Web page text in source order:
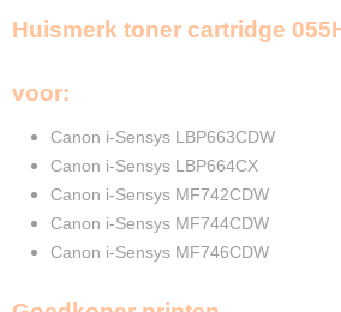
7600 Pagina's
Pakketpost
Garantie
2 Jaar
Recyclebaar
Huismerk toner cartridge
voor:
Canon i-Sensys LBP663CDW
Canon i-Sensys LBP664CX
Canon i-Sensys MF742CDW
Canon i-Sensys MF744CDW
Canon i-Sensys MF746CDW